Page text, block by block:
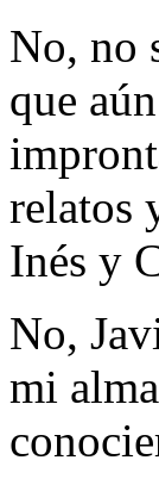
No, no
que
relatos
Inés y
No,
mi